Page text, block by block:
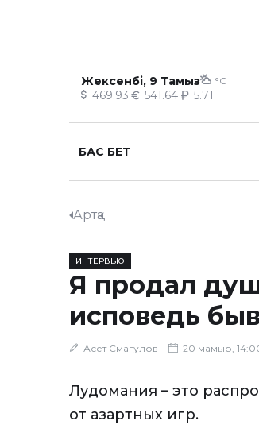
Жексенбі, 9 Тамыз °C
469.93 541.64 5.71
БАС БЕТ
Артқа
ИНТЕРВЬЮ
Я продал
исповедь
Асет Смагулов 20 мамыр,
Лудомания – это
от азартных игр.